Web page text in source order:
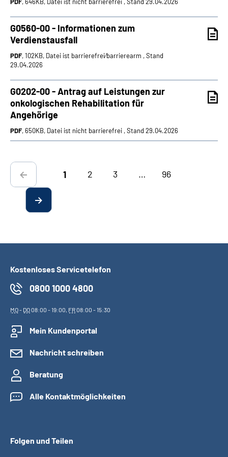
G0560-00 - Informationen zum
Verdienstausfall
PDF, 102KB, Datei ist barrierefrei⁄barrierearm , Stand
29.04.2026
G0202-00 - Antrag auf Leistungen zur
onkologischen Rehabilitation für
Angehörige
PDF, 650KB, Datei ist nicht barrierefrei , Stand 29.04.2026
1 2 3 … 96
Kostenloses Servicetelefon
0800 1000 4800
MO- DO08:00 - 19:00, FR08:00 - 15:30
Mein Kundenportal
Nachricht schreiben
Beratung
Alle Kontaktmöglichkeiten
Folgen und Teilen